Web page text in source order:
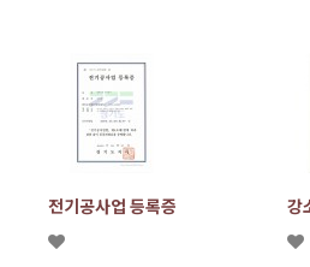
전기공사업 등록증 강